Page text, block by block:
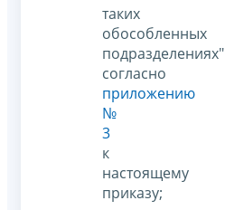
таких
обособленных
подразделениях"
согласно
приложению
№
3
к
настоящему
приказу;